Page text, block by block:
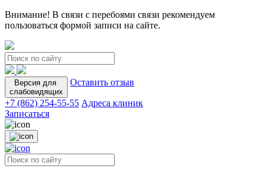
Внимание! В связи с перебоями связи рекомендуем
пользоваться формой записи на сайте.
Версия для
слабовидящих
Оставить отзыв
+7 (862) 254-55-55 Адреса клиник
Записаться